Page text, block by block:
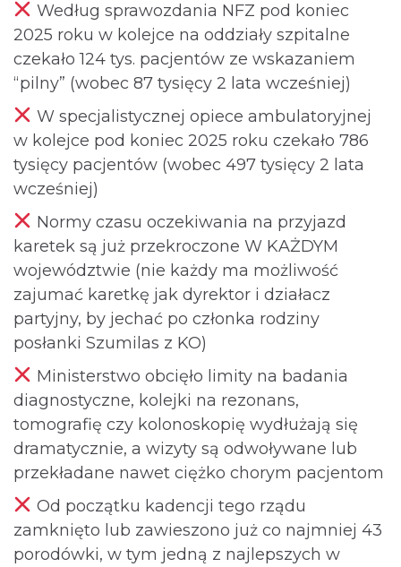
Według sprawozdania NFZ pod koniec
2025 roku w kolejce na oddziały szpitalne
czekało 124 tys. pacjentów ze wskazaniem
“pilny” (wobec 87 tysięcy 2 lata wcześniej)
W specjalistycznej opiece ambulatoryjnej
w kolejce pod koniec 2025 roku czekało 786
tysięcy pacjentów (wobec 497 tysięcy 2 lata
wcześniej)
Normy czasu oczekiwania na przyjazd
karetek są już przekroczone W KAŻDYM
województwie (nie każdy ma możliwość
zajumać karetkę jak dyrektor i działacz
partyjny, by jechać po członka rodziny
posłanki Szumilas z KO)
Ministerstwo obcięło limity na badania
diagnostyczne, kolejki na rezonans,
tomografię czy kolonoskopię wydłużają się
dramatycznie, a wizyty są odwoływane lub
przekładane nawet ciężko chorym pacjentom
Od początku kadencji tego rządu
zamknięto lub zawieszono już co najmniej 43
porodówki, w tym jedną z najlepszych w